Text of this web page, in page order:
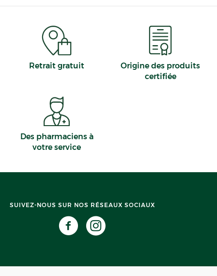
Retrait gratuit
Origine des produits
certifiée
Des pharmaciens à
votre service
SUIVEZ-NOUS SUR NOS RÉSEAUX SOCIAUX